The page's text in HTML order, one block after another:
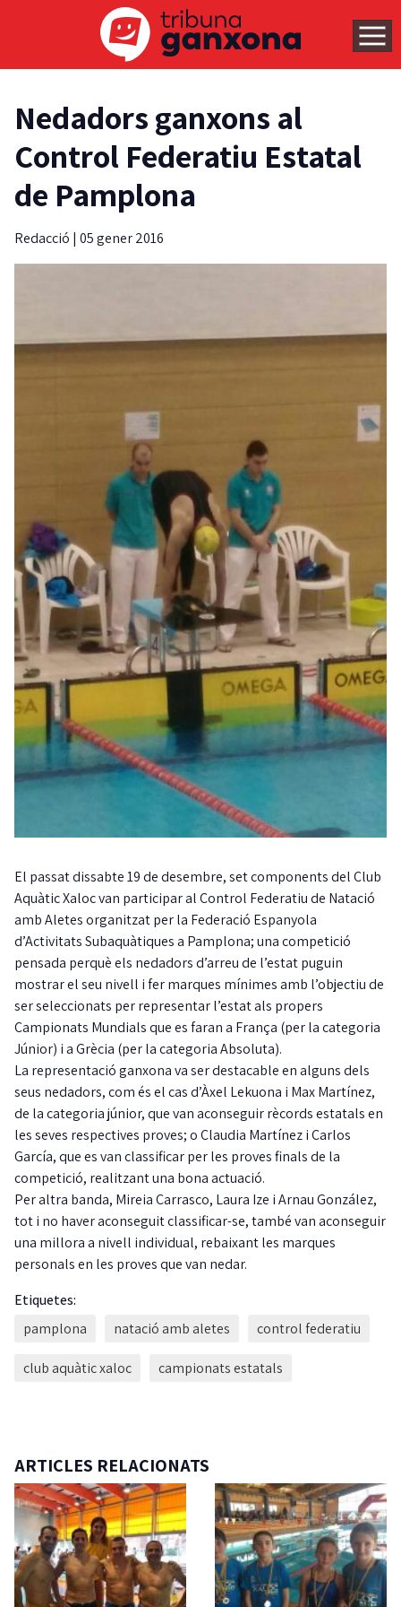
Nedadors ganxons al
Control Federatiu Estatal
de Pamplona
Redacció | 05 gener 2016
El passat dissabte 19 de desembre, set components del Club
Aquàtic Xaloc van participar al Control Federatiu de Natació
amb Aletes organitzat per la Federació Espanyola
d’Activitats Subaquàtiques a Pamplona; una competició
pensada perquè els nedadors d’arreu de l’estat puguin
mostrar el seu nivell i fer marques mínimes amb l’objectiu de
ser seleccionats per representar l’estat als propers
Campionats Mundials que es faran a França (per la categoria
Júnior) i a Grècia (per la categoria Absoluta).
La representació ganxona va ser destacable en alguns dels
seus nedadors, com és el cas d’Àxel Lekuona i Max Martínez,
de la categoria júnior, que van aconseguir rècords estatals en
les seves respectives proves; o Claudia Martínez i Carlos
García, que es van classificar per les proves finals de la
competició, realitzant una bona actuació.
Per altra banda, Mireia Carrasco, Laura Ize i Arnau González,
tot i no haver aconseguit classificar-se, també van aconseguir
una millora a nivell individual, rebaixant les marques
personals en les proves que van nedar.
Etiquetes:
pamplona
natació amb aletes control federatiu
club aquàtic xaloc campionats estatals
ARTICLES RELACIONATS